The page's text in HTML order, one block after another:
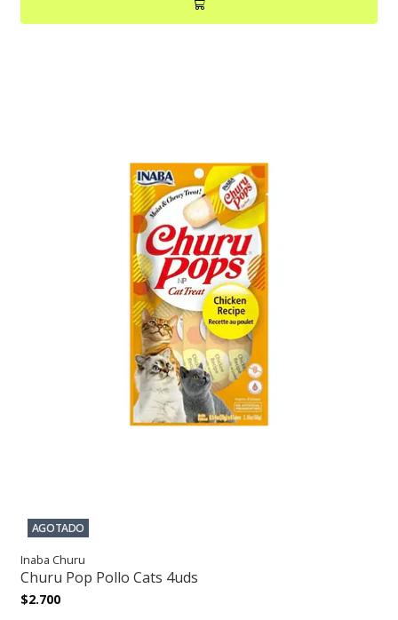
AGOTADO
Inaba Churu
Churu Pop Pollo Cats 4uds
$2.700